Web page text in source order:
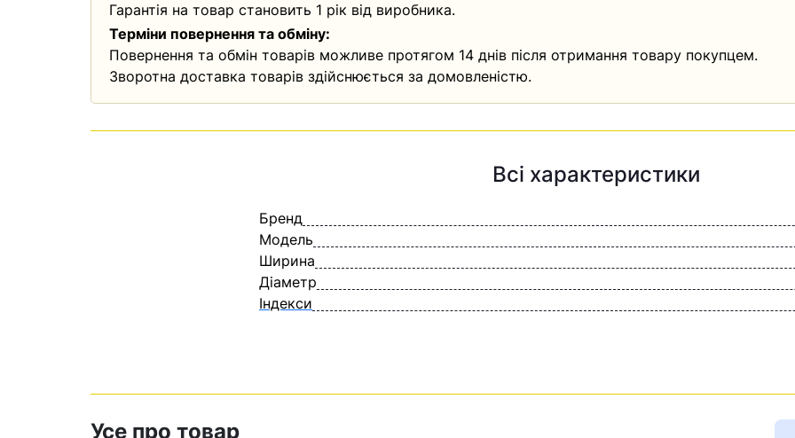
Гарантія на товар становить 1 рік від виробника.
Терміни повернення та обміну:
Повернення та обмін товарів можливе протягом 14 днів після отримання товару покупцем.
Зворотна доставка товарів здійснюється за домовленістю.
Всі характеристики
Бренд
Модель
Ширина
Діаметр
Індекси
Усе про товар